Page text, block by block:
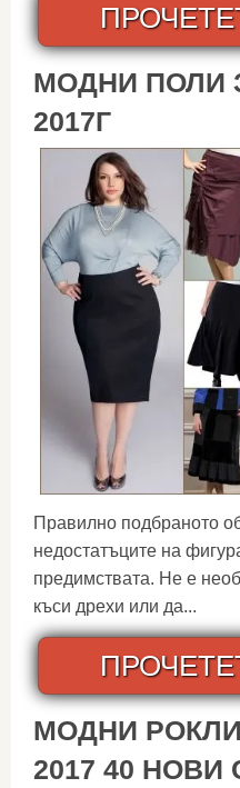
МОДНИ ПОЛИ
2017Г
Правилно подбраното
недостатъците на
предимствата. Не е
къси дрехи или да...
МОДНИ
2017 40